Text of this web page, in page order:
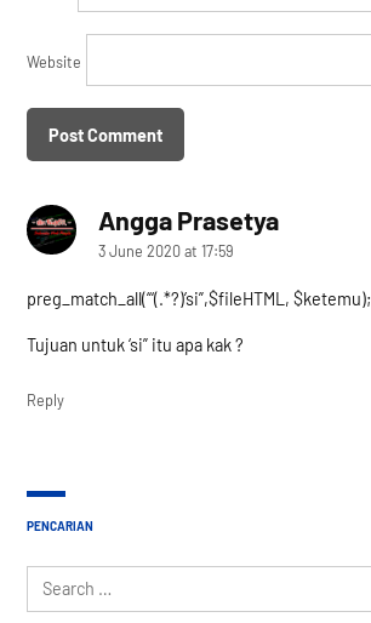
Website
Angga Prasetyasays:
3 June 2020 at 17:59
preg_match_all(“‘(.*?)’si”,$fileHTML, $ketemu);
Tujuan untuk ‘si” itu apa kak ?
Reply
PENCARIAN
Search
for: